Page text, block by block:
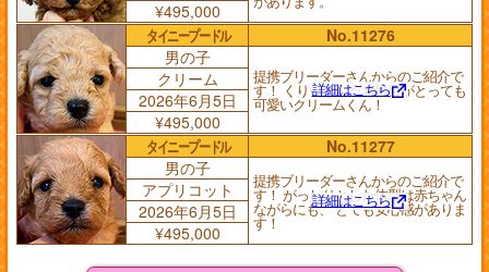
¥495,000
タイニープードル
No.11276
男の子
提携ブリーダーさんからのご紹介で
す！ くりっとしたお目目がとっても
可愛いクリームくん！
詳細はこちら
クリーム
2026年6月5日
¥495,000
タイニープードル
No.11277
男の子
提携ブリーダーさんからのご紹介で
す！ がっしりとした体型は赤ちゃん
ながらにも、 とても安心感がありま
す！
詳細はこちら
アプリコット
2026年6月5日
¥495,000